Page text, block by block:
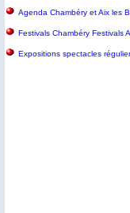
Agenda Chambéry et Aix les
Festivals Chambéry Festivals
Expositions spectacles